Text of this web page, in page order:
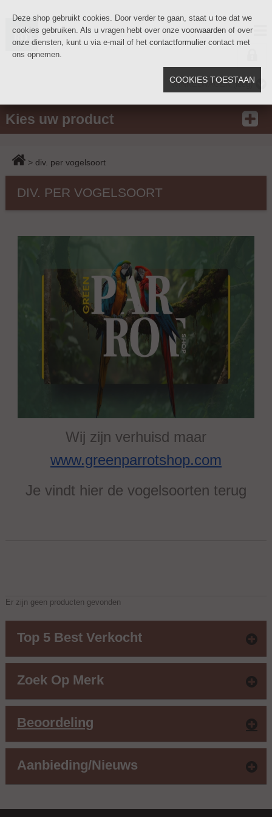
WINKELWAGEN (leeg)
Kies uw product
> div. per vogelsoort
DIV. PER VOGELSOORT
Wij zijn verhuisd maar
www.greenparrotshop.com
Je vindt hier de vogelsoorten terug
Er zijn geen producten gevonden
Top 5 Best Verkocht
Zoek Op Merk
Beoordeling
Aanbieding/nieuws
Deze shop gebruikt cookies. Door verder te gaan, staat u toe dat we
cookies gebruiken. Als u vragen hebt over onze voorwaarden of over
onze diensten, kunt u via e-mail of het contactformulier contact met
ons opnemen.
COOKIES TOESTAAN